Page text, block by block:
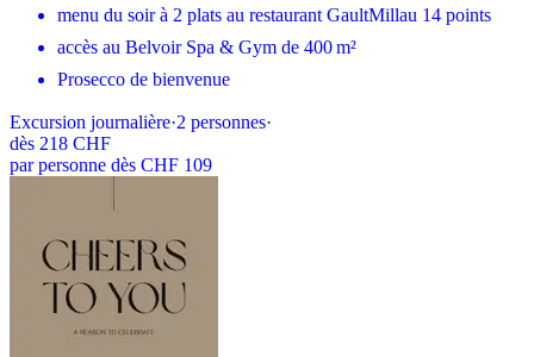
menu du soir à 2 plats au restaurant GaultMillau 14 points
accès au Belvoir Spa & Gym de 400 m²
Prosecco de bienvenue
Excursion journalière·2 personnes·
dès 218 CHF
par personne dès CHF 109